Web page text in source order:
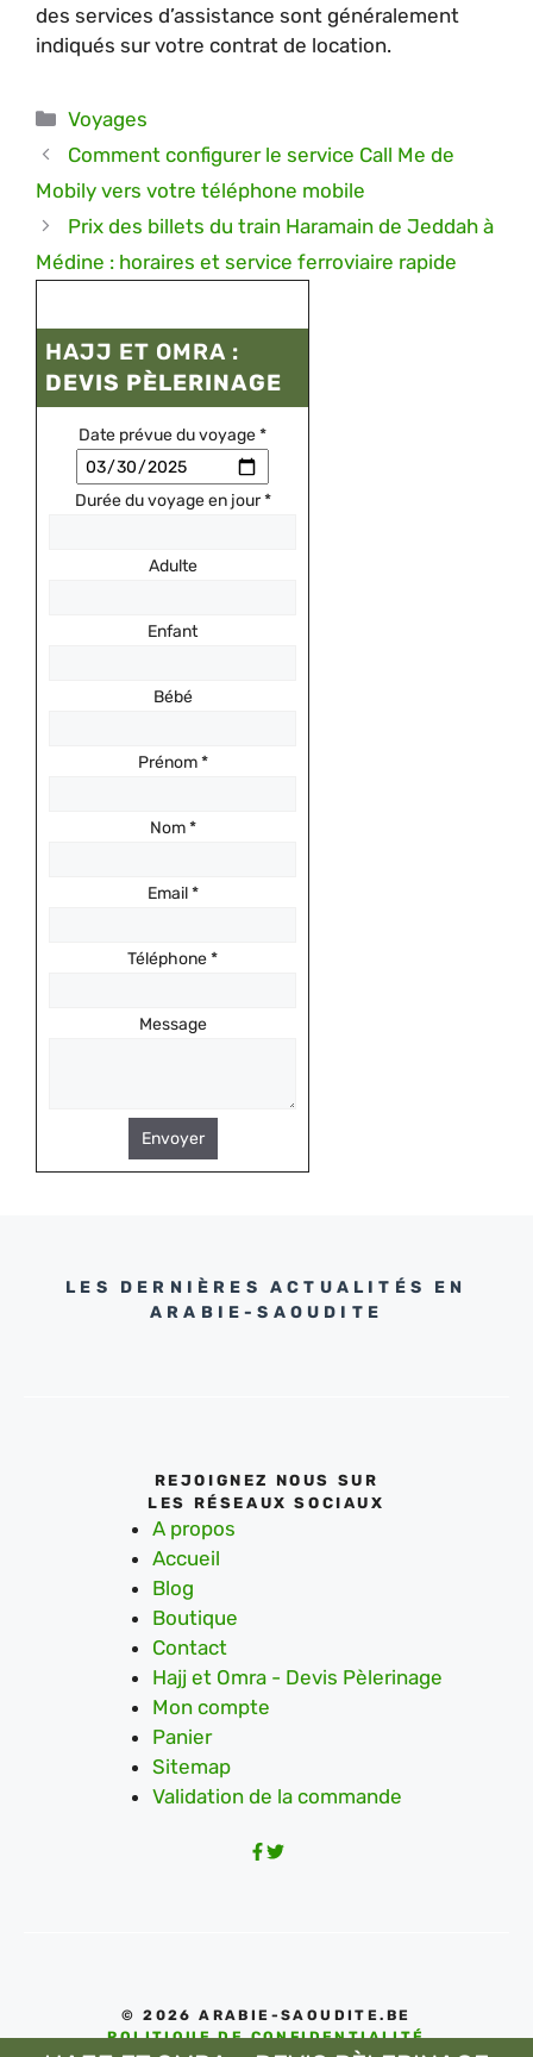
des services d’assistance sont généralement
indiqués sur votre contrat de location.
Catégories
Voyages
Comment configurer le service Call Me de
Mobily vers votre téléphone mobile
Prix des billets du train Haramain de Jeddah à
Médine : horaires et service ferroviaire rapide
HAJJ ET OMRA :
DEVIS PÈLERINAGE
Date prévue du voyage*
Durée du voyage en jour*
Adulte
Enfant
Bébé
Prénom*
Nom*
Email*
Téléphone*
Message
Envoyer
LES DERNIÈRES ACTUALITÉS EN
ARABIE-SAOUDITE
REJOIGNEZ NOUS SUR
LES RÉSEAUX SOCIAUX
A propos
Accueil
Blog
Boutique
Contact
Hajj et Omra - Devis Pèlerinage
Mon compte
Panier
Sitemap
Validation de la commande
© 2026 ARABIE-SAOUDITE.BE
POLITIQUE DE CONFIDENTIALITÉ